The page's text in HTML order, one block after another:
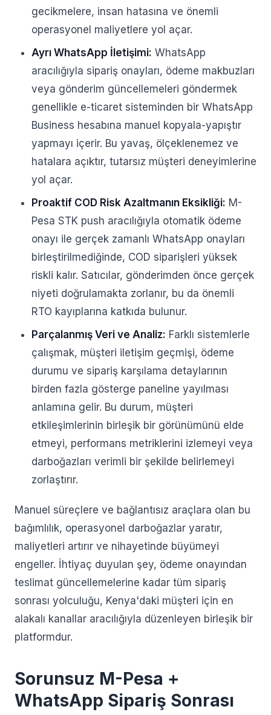
gecikmelere, insan hatasına ve önemli
operasyonel maliyetlere yol açar.
Ayrı WhatsApp İletişimi: WhatsApp
aracılığıyla sipariş onayları, ödeme makbuzları
veya gönderim güncellemeleri göndermek
genellikle e-ticaret sisteminden bir WhatsApp
Business hesabına manuel kopyala-yapıştır
yapmayı içerir. Bu yavaş, ölçeklenemez ve
hatalara açıktır, tutarsız müşteri deneyimlerine
yol açar.
Proaktif COD Risk Azaltmanın Eksikliği: M-
Pesa STK push aracılığıyla otomatik ödeme
onayı ile gerçek zamanlı WhatsApp onayları
birleştirilmediğinde, COD siparişleri yüksek
riskli kalır. Satıcılar, gönderimden önce gerçek
niyeti doğrulamakta zorlanır, bu da önemli
RTO kayıplarına katkıda bulunur.
Parçalanmış Veri ve Analiz: Farklı sistemlerle
çalışmak, müşteri iletişim geçmişi, ödeme
durumu ve sipariş karşılama detaylarının
birden fazla gösterge paneline yayılması
anlamına gelir. Bu durum, müşteri
etkileşimlerinin birleşik bir görünümünü elde
etmeyi, performans metriklerini izlemeyi veya
darboğazları verimli bir şekilde belirlemeyi
zorlaştırır.
Manuel süreçlere ve bağlantısız araçlara olan bu
bağımlılık, operasyonel darboğazlar yaratır,
maliyetleri artırır ve nihayetinde büyümeyi
engeller. İhtiyaç duyulan şey, ödeme onayından
teslimat güncellemelerine kadar tüm sipariş
sonrası yolculuğu, Kenya'daki müşteri için en
alakalı kanallar aracılığıyla düzenleyen birleşik bir
platformdur.
Sorunsuz M-Pesa +
WhatsApp Sipariş Sonrası